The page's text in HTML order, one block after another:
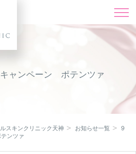
Price
Instagram
ャンペーン ポテンツァ
スキンクリニック天神 お知らせ一覧
9
ンツァ